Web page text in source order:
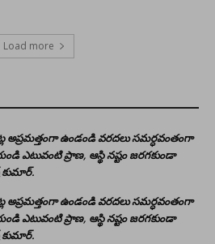
Load more
అప్రమత్తంగా ఉండండి వరదలు సమర్ధవంతంగా
ఎటువంటి ప్రాణ, ఆస్థి నష్టం జరగకుండా
కుమార్.
అప్రమత్తంగా ఉండండి వరదలు సమర్ధవంతంగా
ఎటువంటి ప్రాణ, ఆస్థి నష్టం జరగకుండా
కుమార్.